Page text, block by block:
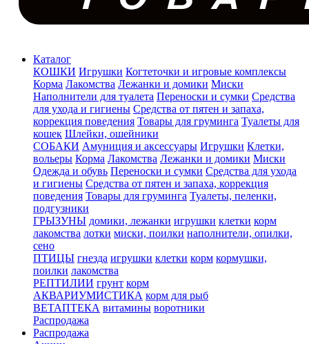
Каталог
КОШКИ Игрушки Когтеточки и игровые комплексы
Корма Лакомства Лежанки и домики Миски
Наполнители для туалета Переноски и сумки Средства
для ухода и гигиены Средства от пятен и запаха,
коррекция поведения Товары для груминга Туалеты для
кошек Шлейки, ошейники
СОБАКИ Амуниция и аксессуары Игрушки Клетки,
вольеры Корма Лакомства Лежанки и домики Миски
Одежда и обувь Переноски и сумки Средства для ухода
и гигиены Средства от пятен и запаха, коррекция
поведения Товары для груминга Туалеты, пеленки,
подгузники
ГРЫЗУНЫ домики, лежанки игрушки клетки корм
лакомства лотки миски, поилки наполнители, опилки,
сено
ПТИЦЫ гнезда игрушки клетки корм кормушки,
поилки лакомства
РЕПТИЛИИ грунт корм
АКВАРИУМИСТИКА корм для рыб
ВЕТАПТЕКА витамины воротники
Распродажа
Распродажа